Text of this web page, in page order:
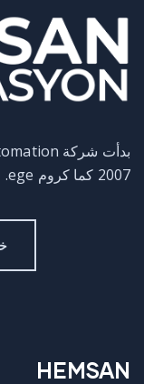
2007 كما كروم ege.
HEMSAN